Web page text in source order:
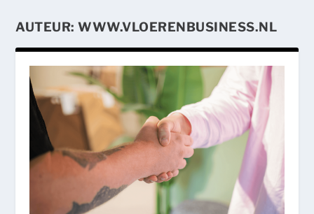
AUTEUR:WWW.VLOERENBUSINESS.NL